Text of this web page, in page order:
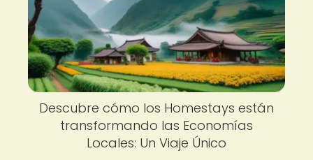
Descubre cómo los Homestays están
transformando las Economías
Locales: Un Viaje Único